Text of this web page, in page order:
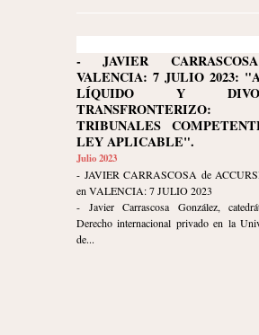
- JAVIER
VALENCIA: 7 JULIO 2023:
LÍQUIDO Y
TRANSFRONTERIZO:
TRIBUNALES
LEY APLICABLE".
Julio 2023
- JAVIER CARRASCOSA de
en VALENCIA: 7 JULIO 2023
- Javier Carrascosa González,
Derecho internacional privado en la
de...